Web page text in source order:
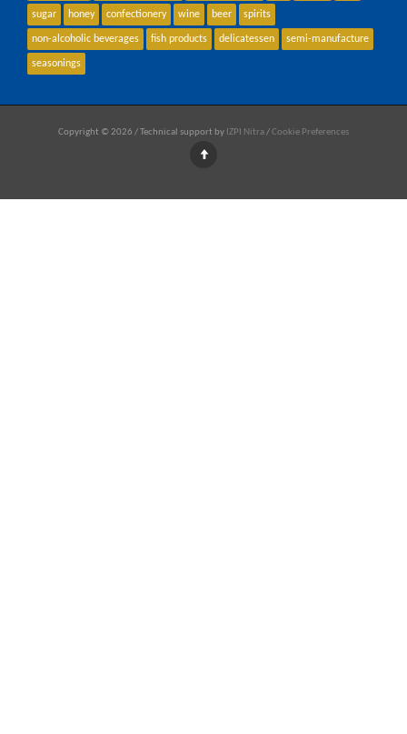
sugar honey confectionery wine beer spirits
non-alcoholic beverages fish products delicatessen semi-manufacture
seasonings
Copyright © 2026 / Technical support by IZPI Nitra/Cookie Preferences